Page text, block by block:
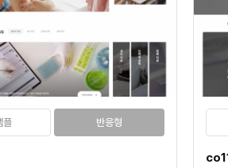
플 반응형